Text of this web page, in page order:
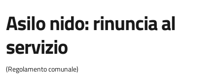
Asilo nido: rinuncia al
servizio
(Regolamento comunale)